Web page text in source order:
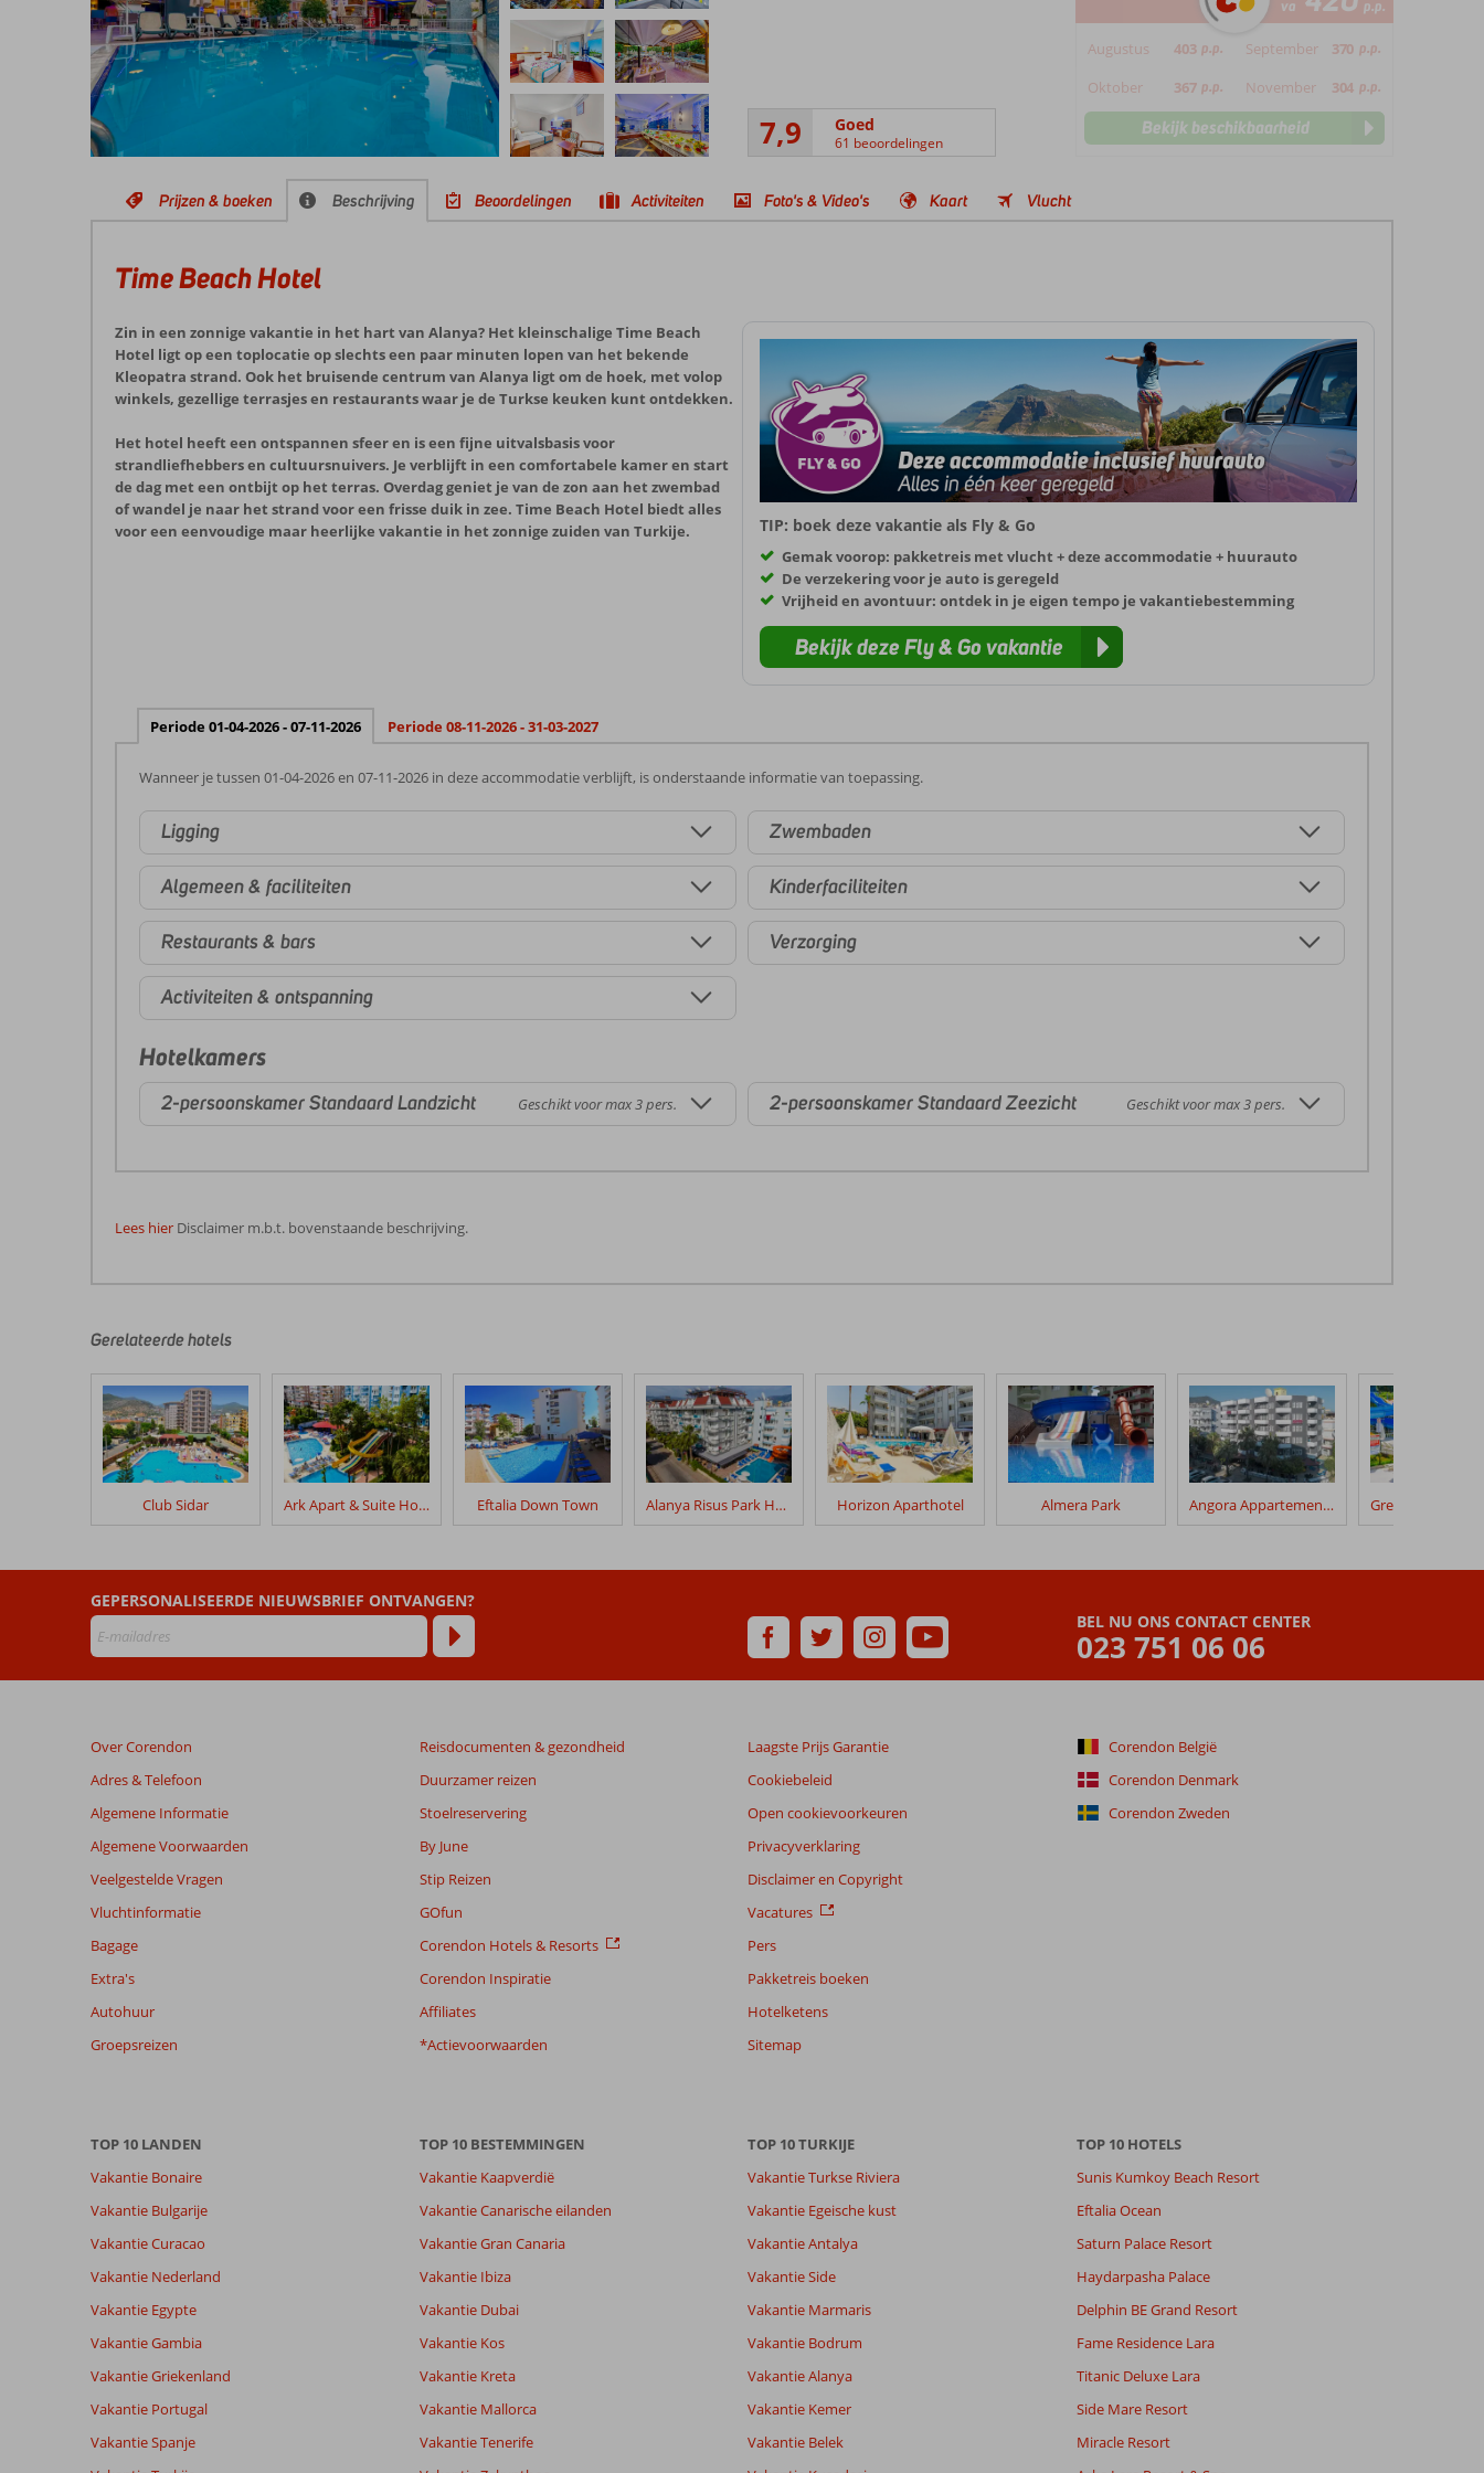
7,9 Goed
61 beoordelingen
va p.p.
Augustus 403 p.p. September 370 p.p.
Oktober 367 p.p. November 304 p.p.
Bekijk beschikbaarheid
Prijzen & boeken Beschrijving Beoordelingen Activiteiten Foto's & Video's Kaart Vlucht
Time Beach Hotel
Zin in een zonnige vakantie in het hart van Alanya? Het kleinschalige Time Beach
Hotel ligt op een toplocatie op slechts een paar minuten lopen van het bekende
Kleopatra strand. Ook het bruisende centrum van Alanya ligt om de hoek, met volop
winkels, gezellige terrasjes en restaurants waar je de Turkse keuken kunt ontdekken.
Het hotel heeft een ontspannen sfeer en is een fijne uitvalsbasis voor
strandliefhebbers en cultuursnuivers. Je verblijft in een comfortabele kamer en start
de dag met een ontbijt op het terras. Overdag geniet je van de zon aan het zwembad
of wandel je naar het strand voor een frisse duik in zee. Time Beach Hotel biedt alles
voor een eenvoudige maar heerlijke vakantie in het zonnige zuiden van Turkije.
TIP: boek deze vakantie als Fly & Go
Gemak voorop: pakketreis met vlucht + deze accommodatie + huurauto
De verzekering voor je auto is geregeld
Vrijheid en avontuur: ontdek in je eigen tempo je vakantiebestemming
Bekijk deze Fly & Go vakantie
Periode 01-04-2026 - 07-11-2026 Periode 08-11-2026 - 31-03-2027
Wanneer je tussen 01-04-2026 en 07-11-2026 in deze accommodatie verblijft, is onderstaande informatie van toepassing.
Ligging
Algemeen & faciliteiten
Restaurants & bars
Activiteiten & ontspanning
Zwembaden
Kinderfaciliteiten
Verzorging
Hotelkamers
2-persoonskamer Standaard Landzicht Geschikt voor max 3 pers. 2-persoonskamer Standaard Zeezicht Geschikt voor max 3 pers.
Lees hier Disclaimer m.b.t. bovenstaande beschrijving.
door
klanten
geschreven
na
hun
verblijf
Time
Beoordelingen
die
ouder
zijn
maanden
worden
niet
meer
weergegeven
om
de
relevantie
van
Meer
beoordelingen.
Totale score
Gebaseerd op:
beoordelingen
7,9
Goed
Kamers
7,8
Kindvriendelijk
Ervaringen
van onze
klanten
Taal
Filter reisgezelschap
Sorteren op
Gerelateerde hotels
Club Sidar Ark Apart & Suite Hotel Eftalia Down Town Alanya Risus Park Hotel Horizon Aparthotel Almera Park Angora Appartementen
BEL NU ONS CONTACT CENTER
023 751 06 06
GEPERSONALISEERDE NIEUWSBRIEF ONTVANGEN?
Over Corendon
Adres & Telefoon
Algemene Informatie
Algemene Voorwaarden
Veelgestelde Vragen
Vluchtinformatie
Bagage
Extra's
Autohuur
Groepsreizen
Reisdocumenten & gezondheid
Duurzamer reizen
Stoelreservering
By June
Stip Reizen
GOfun
Corendon Hotels & Resorts
Corendon Inspiratie
Affiliates
*Actievoorwaarden
Laagste Prijs Garantie
Cookiebeleid
Open cookievoorkeuren
Privacyverklaring
Disclaimer en Copyright
Vacatures
Pers
Pakketreis boeken
Hotelketens
Sitemap
Corendon België
Corendon Denmark
Corendon Zweden
TOP 10 LANDEN
Vakantie Bonaire
Vakantie Bulgarije
Vakantie Curacao
Vakantie Nederland
Vakantie Egypte
Vakantie Gambia
Vakantie Griekenland
Vakantie Portugal
Vakantie Spanje
TOP 10 BESTEMMINGEN
Vakantie Kaapverdië
Vakantie Canarische eilanden
Vakantie Gran Canaria
Vakantie Ibiza
Vakantie Dubai
Vakantie Kos
Vakantie Kreta
Vakantie Mallorca
Vakantie Tenerife
TOP 10 TURKIJE
Vakantie Turkse Riviera
Vakantie Egeische kust
Vakantie Antalya
Vakantie Side
Vakantie Marmaris
Vakantie Bodrum
Vakantie Alanya
Vakantie Kemer
Vakantie Belek
TOP 10 HOTELS
Sunis Kumkoy Beach Resort
Eftalia Ocean
Saturn Palace Resort
Haydarpasha Palace
Delphin BE Grand Resort
Fame Residence Lara
Titanic Deluxe Lara
Side Mare Resort
Miracle Resort